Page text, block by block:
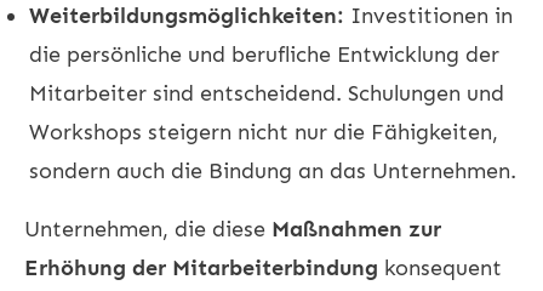
Weiterbildungsmöglichkeiten: Investitionen in
die persönliche und berufliche Entwicklung der
Mitarbeiter sind entscheidend. Schulungen und
Workshops steigern nicht nur die Fähigkeiten,
sondern auch die Bindung an das Unternehmen.
Unternehmen, die diese Maßnahmen zur
Erhöhung der Mitarbeiterbindung konsequent